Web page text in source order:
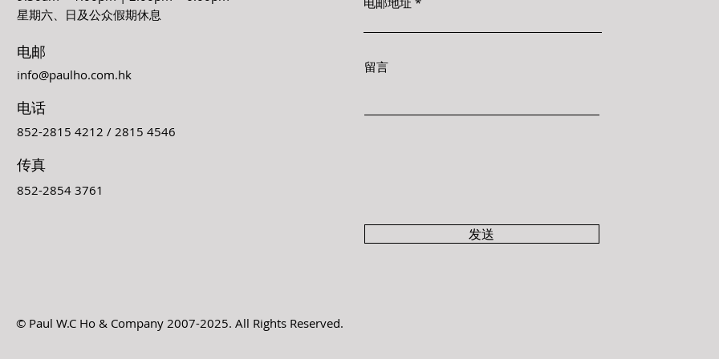
星期六、日及公众假期休息
电邮
info@paulho.com.hk
电话
852-2815 4212 / 2815 4546
传真
852-2854 3761
留言
发送
© Paul W.C Ho & Company 2007-2025. All Rights Reserved.